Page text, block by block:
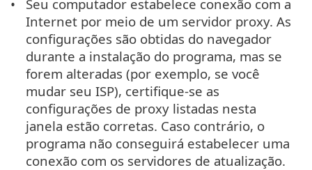
Seu computador estabelece conexão com a
Internet por meio de um servidor proxy. As
configurações são obtidas do navegador
durante a instalação do programa, mas se
forem alteradas (por exemplo, se você
mudar seu ISP), certifique-se as
configurações de proxy listadas nesta
janela estão corretas. Caso contrário, o
programa não conseguirá estabelecer uma
conexão com os servidores de atualização.